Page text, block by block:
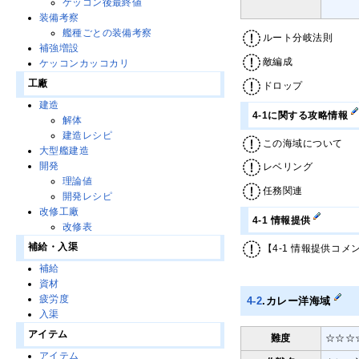
ルート分岐法則
敵編成
ドロップ
4-1に関する攻略情報
この海域について
レベリング
任務関連
4-1 情報提供
【4-1 情報提供コメ
4-2.カレー洋海域
難度
ケッコン後最終値
装備考察
艦種ごとの装備考察
補強増設
ケッコンカッコカリ
工廠
建造
解体
建造レシピ
大型艦建造
開発
理論値
開発レシピ
改修工廠
改修表
補給・入渠
補給
資材
疲労度
入渠
アイテム
アイテム